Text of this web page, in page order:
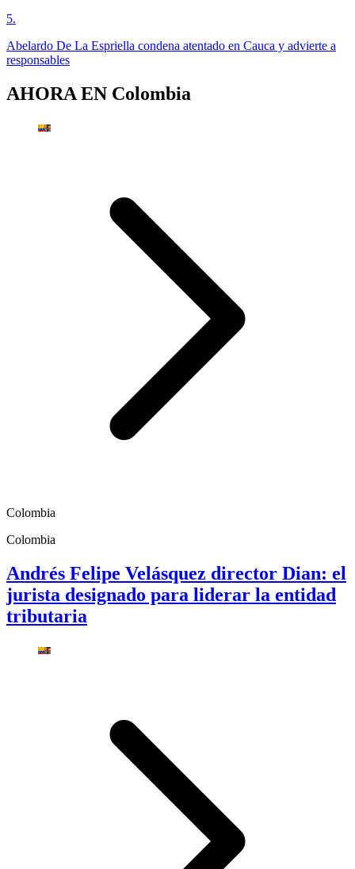
5.
Abelardo De La Espriella condena atentado en Cauca y advierte a
responsables
AHORA EN Colombia
Colombia
Colombia
Andrés Felipe Velásquez director Dian: el
jurista designado para liderar la entidad
tributaria